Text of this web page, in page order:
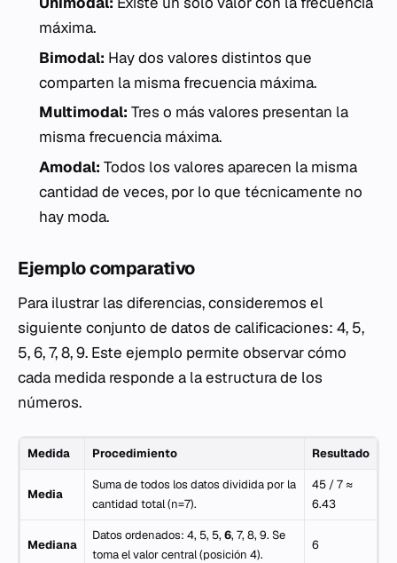
máxima.
Bimodal: Hay dos valores distintos que
comparten la misma frecuencia máxima.
Multimodal: Tres o más valores presentan la
misma frecuencia máxima.
Amodal: Todos los valores aparecen la misma
cantidad de veces, por lo que técnicamente no
hay moda.
Ejemplo comparativo
Para ilustrar las diferencias, consideremos el
siguiente conjunto de datos de calificaciones: 4, 5,
5, 6, 7, 8, 9. Este ejemplo permite observar cómo
cada medida responde a la estructura de los
números.
Medida Procedimiento Resultado
Media
Suma de todos los datos dividida por la
cantidad total (n=7).
45 / 7 ≈
6.43
Mediana
Datos ordenados: 4, 5, 5, 6, 7, 8, 9. Se
toma el valor central (posición 4).
6